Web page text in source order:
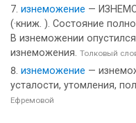
изнеможение —
(·книж. ). Состояние
В изнеможении
изнеможения. Толковый
изнеможение —
усталости, утомления,
Ефремовой